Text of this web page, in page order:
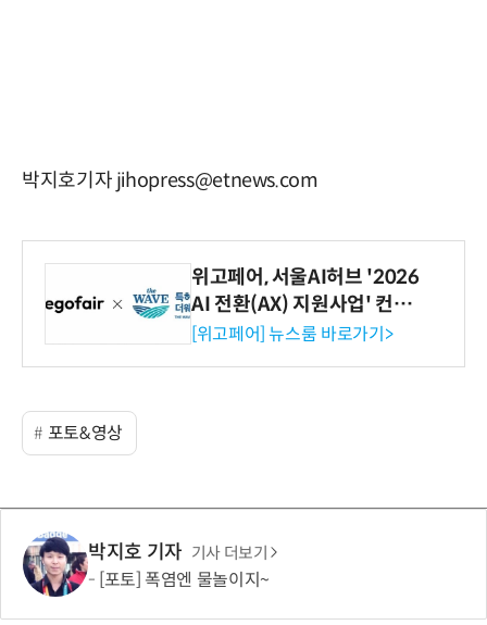
박지호기자 jihopress@etnews.com
위고페어, 서울AI허브 '2026
AI 전환(AX) 지원사업' 컨소
시엄 선정
[위고페어] 뉴스룸 바로가기>
포토&영상
박지호 기자 기사 더보기
[포토] 폭염엔 물놀이지~